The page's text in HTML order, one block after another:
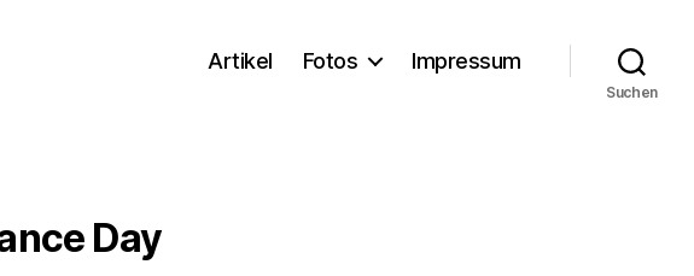
Artikel Fotos Impressum
Suchen
Day